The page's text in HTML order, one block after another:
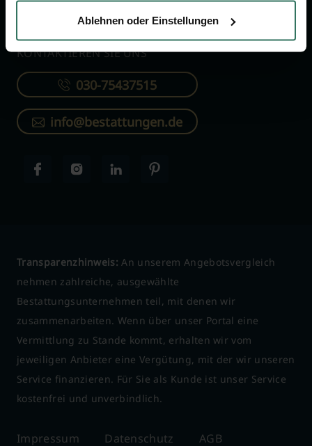
Ablehnen oder Einstellungen
KONTAKTIEREN SIE UNS
030-75437515
info@bestattungen.de
Transparenzhinweis: An unserem Angebotsvergleich
nehmen zahlreiche, ausgewählte
Bestattungsunternehmen teil, mit denen wir
zusammenarbeiten. Wenn über unser Portal eine
Vermittlung zu Stande kommt, erhalten wir vom
jeweiligen Anbieter eine Vergütung, mit der wir unseren
Service finanzieren. Für Sie als Kunde ist unser Service
kostenfrei und unverbindlich.
Impressum Datenschutz AGB